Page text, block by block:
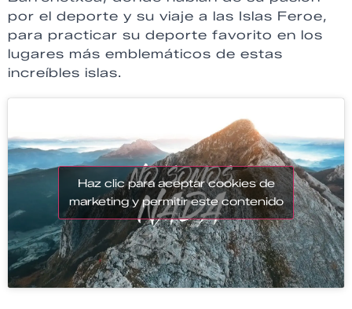
por el deporte y su viaje a las Islas Feroe,
para practicar su deporte favorito en los
lugares más emblemáticos de estas
increíbles islas.
Haz clic para aceptar cookies de
marketing y permitir este contenido